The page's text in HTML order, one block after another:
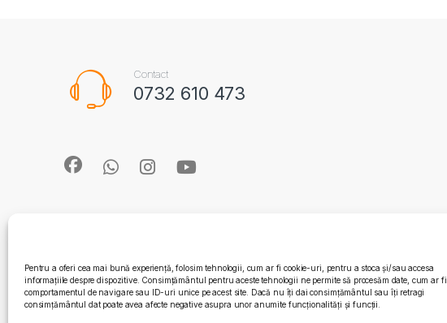
Pentru a oferi cea mai bună experiență, folosim tehnologii, cum ar fi cookie-uri, pentru a stoca și/sau accesa
informațiile despre dispozitive. Consimțământul pentru aceste tehnologii ne permite să procesăm date, cum ar fi
comportamentul de navigare sau ID-uri unice pe acest site. Dacă nu îți dai consimțământul sau îți retragi
consimțământul dat poate avea afecte negative asupra unor anumite funcționalități și funcții.
Contact
0732 610 473